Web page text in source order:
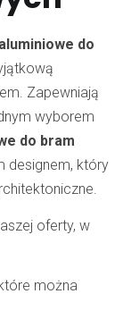
do
Zapewniają
wyborem
do bram
designem, który
oferty, w
można